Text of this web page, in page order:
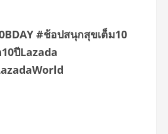
#ช้อปสนุกสุขเต็ม10
10ปีLazada